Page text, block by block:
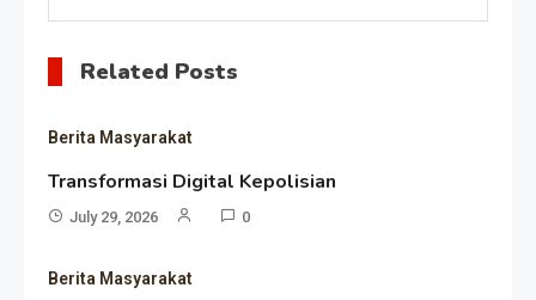
Related Posts
Berita Masyarakat
Transformasi Digital Kepolisian
July 29, 2026 0
Berita Masyarakat